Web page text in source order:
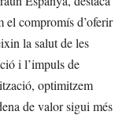
el compromís d’oferir
la salut de les
i l’impuls de
optimitzem
de valor sigui més